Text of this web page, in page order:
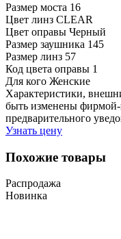
Размер моста 16
Цвет линз CLEAR
Цвет оправы Черный
Размер заушника 145
Размер линз 57
Код цвета оправы 1
Для кого Женские
Характеристики,
быть изменены фирмой-
предварительного
Узнать цену
Похожие товары
Распродажа
Новинка